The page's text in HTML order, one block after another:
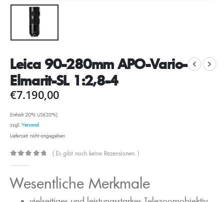
Leica 90-280mm APO-Vario-
Elmarit-SL 1:2,8-4
€7.190,00
Enthält 20% USt(20%)
zzgl.Versand
Lieferzeit: nicht angegeben
( Es gibt noch keine Rezensionen. )
Wesentliche Merkmale